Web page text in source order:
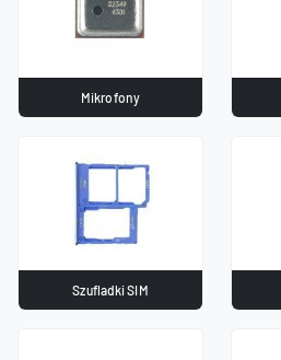
Mikrofony
Szufladki SIM